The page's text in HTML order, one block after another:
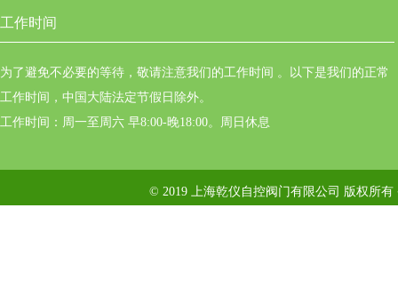
工作时间
为了避免不必要的等待，敬请注意我们的工作时间 。以下是我们的正常
工作时间，中国大陆法定节假日除外。
工作时间：周一至周六 早8:00-晚18:00。周日休息
© 2019 上海乾仪自控阀门有限公司 版权所有